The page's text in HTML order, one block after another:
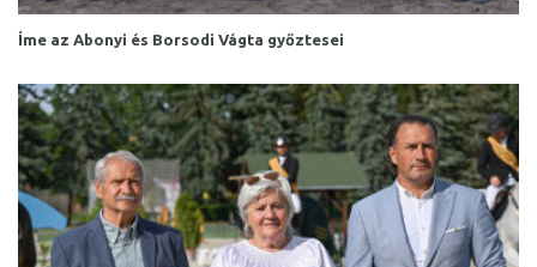
Íme az Abonyi és Borsodi Vágta győztesei